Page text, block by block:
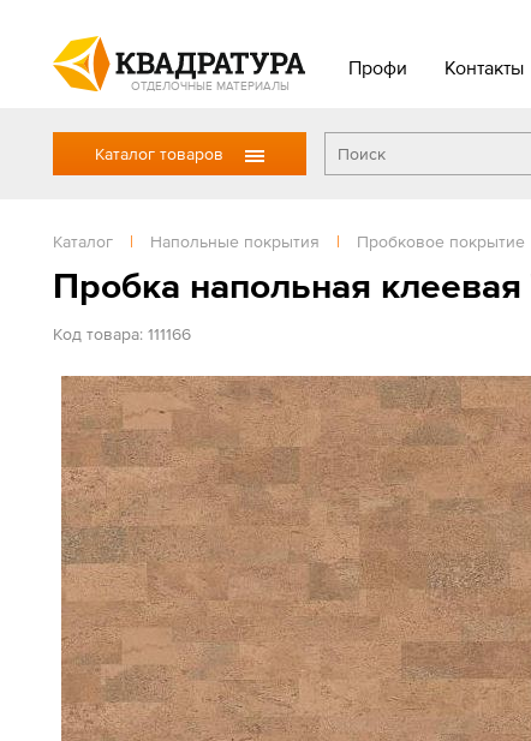
ОТДЕЛОЧНЫЕ МАТЕРИАЛЫ
Профи Контакты
Каталог товаров
Каталог | Напольные покрытия | Пробковое покрытие
Пробка напольная
Код товара: 111166